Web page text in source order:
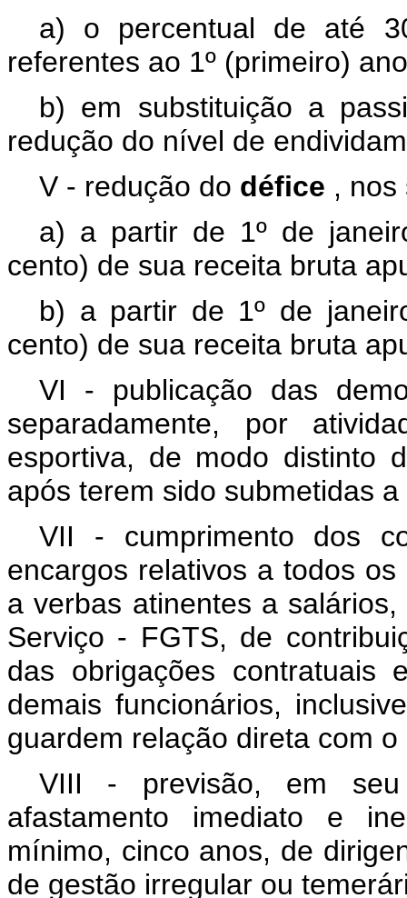
a) o percentual de até
referentes ao 1º (primeiro)
b) em substituição a
redução do nível de
V - redução do défice , nos
a) a partir de 1º de
cento) de sua receita bruta
b) a partir de 1º de
cento) de sua receita bruta
VI - publicação das
separadamente, por
esportiva, de modo distinto
após terem sido submetidas
VII - cumprimento dos
encargos relativos a todos
a verbas atinentes a
Serviço - FGTS, de
das obrigações
demais funcionários,
guardem relação direta com o
VIII - previsão, em
afastamento imediato e
mínimo, cinco anos, de
de gestão irregular ou